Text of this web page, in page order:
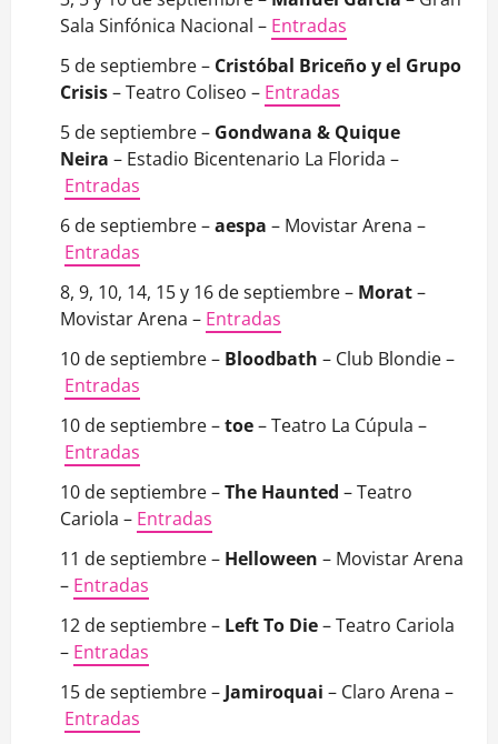
Sala Sinfónica Nacional – Entradas
5 de septiembre – Cristóbal Briceño y el Grupo
Crisis– Teatro Coliseo – Entradas
5 de septiembre – Gondwana & Quique
Neira – Estadio Bicentenario La Florida –
Entradas
6 de septiembre –aespa – Movistar Arena –
Entradas
8, 9, 10, 14, 15 y 16 de septiembre – Morat–
Movistar Arena – Entradas
10 de septiembre – Bloodbath – Club Blondie –
Entradas
10 de septiembre –toe– Teatro La Cúpula –
Entradas
10 de septiembre –The Haunted – Teatro
Cariola – Entradas
11 de septiembre – Helloween – Movistar Arena
– Entradas
12 de septiembre – Left To Die– Teatro Cariola
– Entradas
15 de septiembre – Jamiroquai – Claro Arena –
Entradas